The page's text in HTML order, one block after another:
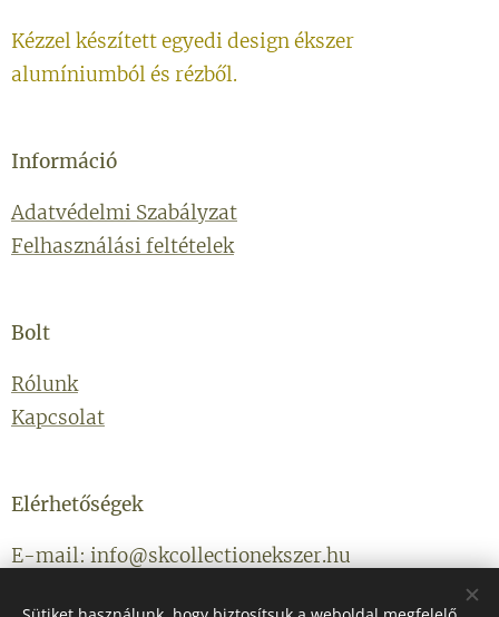
Kézzel készített egyedi design ékszer
alumíniumból és rézből.
Információ
Adatvédelmi Szabályzat
Felhasználási feltételek
Bolt
Rólunk
Kapcsolat
Elérhetőségek
E-mail: info@skcollectionekszer.hu